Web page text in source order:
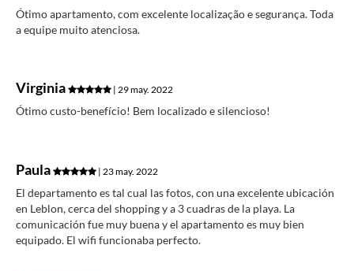
Ótimo apartamento, com excelente localização e segurança. Toda
a equipe muito atenciosa.
Virginia | 29 may. 2022
Ótimo custo-benefício! Bem localizado e silencioso!
Paula | 23 may. 2022
El departamento es tal cual las fotos, con una excelente ubicación
en Leblon, cerca del shopping y a 3 cuadras de la playa. La
comunicación fue muy buena y el apartamento es muy bien
equipado. El wifi funcionaba perfecto.